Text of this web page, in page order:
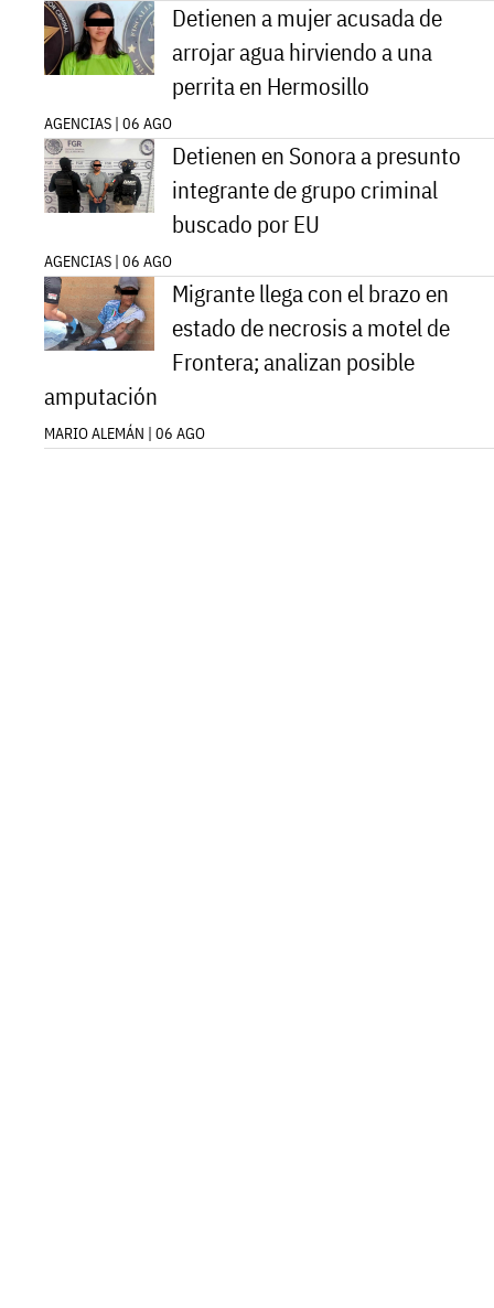
Detienen a mujer acusada de
arrojar agua hirviendo a una
perrita en Hermosillo
AGENCIAS | 06 AGO
Detienen en Sonora a presunto
integrante de grupo criminal
buscado por EU
AGENCIAS | 06 AGO
Migrante llega con el brazo en
estado de necrosis a motel de
Frontera; analizan posible
amputación
MARIO ALEMÁN | 06 AGO